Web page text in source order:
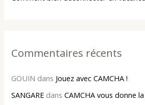
Commentaires récents
GOUIN dans Jouez avec CAMCHA !
SANGARE dansCAMCHA vous donne